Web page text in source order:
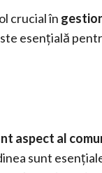
crucial în
esențială
aspect al
sunt